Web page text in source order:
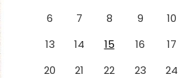
6
7 8 9 10
13
14 15 16 17
20
21 22 23 24